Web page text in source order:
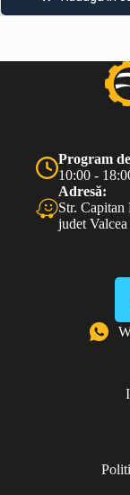
fost:
200.00 lei.
Program
10:00 -
Adresă:
Str.
judet Valcea